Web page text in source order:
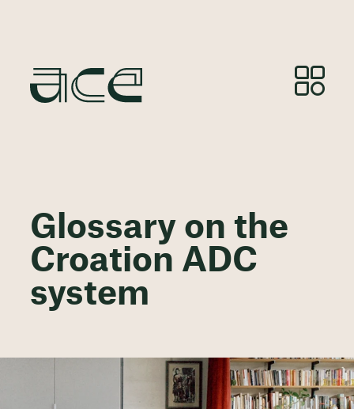
Glossary on the
Croation ADC
system